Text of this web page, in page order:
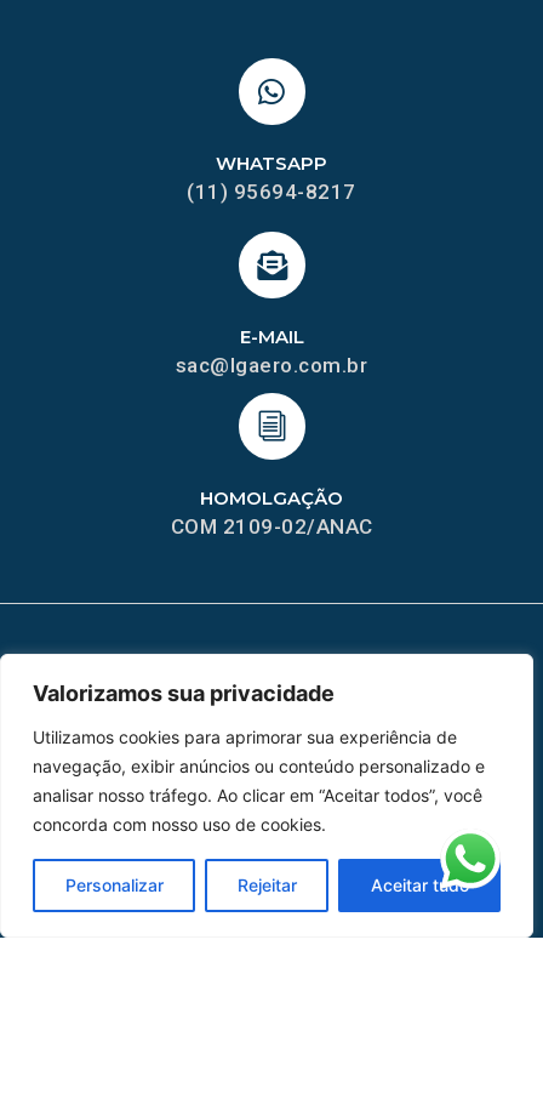
Valorizamos sua privacidade
Utilizamos cookies para aprimorar sua experiência de
navegação, exibir anúncios ou conteúdo personalizado e
analisar nosso tráfego. Ao clicar em “Aceitar todos”, você
concorda com nosso uso de cookies.
Personalizar Rejeitar Aceitar tudo
HOMOLGAÇÃO
COM 2109-02/ANAC
E-MAIL
sac@lgaero.com.br
WHATSAPP
(11) 95694-8217
Peças
Catálogo de Aplicações
Oficina de Mangueiras